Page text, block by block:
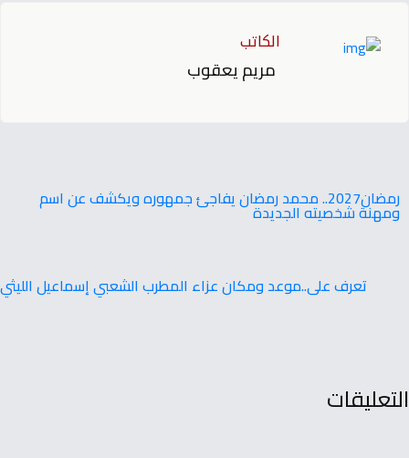
الكاتب
مريم يعقوب
‬ومهنة‭ ‬شخصيته‭ ‬الجديدة
تعرف على..موعد ومكان عزاء المطرب الشعبي إسماعيل الليثي
التعليقات